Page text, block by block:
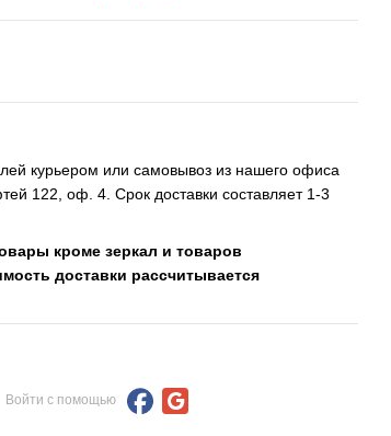
курьером или самовывоз из нашего офиса
122, оф. 4. Срок доставки составляет 1-3
кроме зеркал и товаров
доставки рассчитывается
Войти с помощью